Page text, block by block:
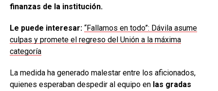
finanzas de la institución.
Le puede interesar: “Fallamos en todo”: Dávila asume
culpas y promete el regreso del Unión a la máxima
categoría
La medida ha generado malestar entre los aficionados,
quienes esperaban despedir al equipo en las gradas